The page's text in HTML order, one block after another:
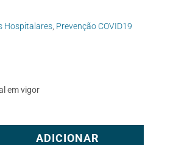
Hospitalares Prevenção COVID19
em vigor
ADICIONAR